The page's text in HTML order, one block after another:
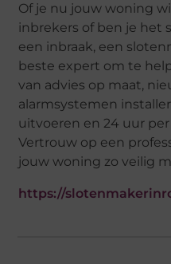
Of je nu jouw woning
inbrekers of ben je het
een inbraak, een
beste expert om te
van advies op maat,
alarmsystemen
uitvoeren en 24 uur
Vertrouw op een
jouw woning zo veilig
https://